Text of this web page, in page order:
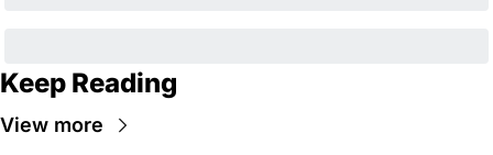
Keep Reading
View more